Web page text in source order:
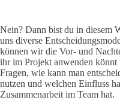
Nein? Dann bist du in diesem
uns diverse
können wir die Vor- und
ihr im Projekt anwenden
Fragen, wie kann man
nutzen und welchen Einfluss
Zusammenarbeit im Team hat.